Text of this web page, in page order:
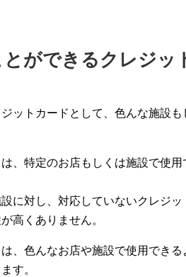
ができるクレジッ
ットカードとして、色んな施設
、特定のお店もしくは施設で使用
に対し、対応していないクレジ
高くありません。
、色んなお店や施設で使用でき
す。